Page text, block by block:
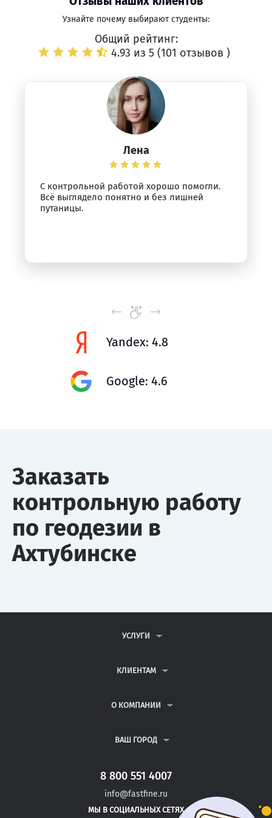
Узнайте почему выбирают студенты:
Общий рейтинг:
4.93 из 5 (101 отзывов )
Лена
С контрольной работой хорошо помогли.
Всё выглядело понятно и без лишней
путаницы.
Yandex: 4.8
Google: 4.6
Заказать
контрольную работу
по геодезии в
Ахтубинске
УСЛУГИ
ДИПЛОМНЫЕ РАБОТЫ
РЕФЕРАТЫ
КЛИЕНТАМ
ВОПРОСЫ И ОТВЕТЫ
ПОЛИТИКА КОНФИДЕНЦИАЛЬНОСТИ
О КОМПАНИИ
КОНТАКТЫ
ВАШ ГОРОД
САНКТ-ПЕТЕРБУРГ
ОТРАДНАЯ
ТИХОРЕЦК
8 800 551 4007
info@fastfine.ru
МЫ В СОЦИАЛЬНЫХ СЕТЯХ